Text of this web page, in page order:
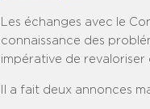
Les échanges avec le
connaissance des
impérative de revaloriser
Il a fait deux annonces